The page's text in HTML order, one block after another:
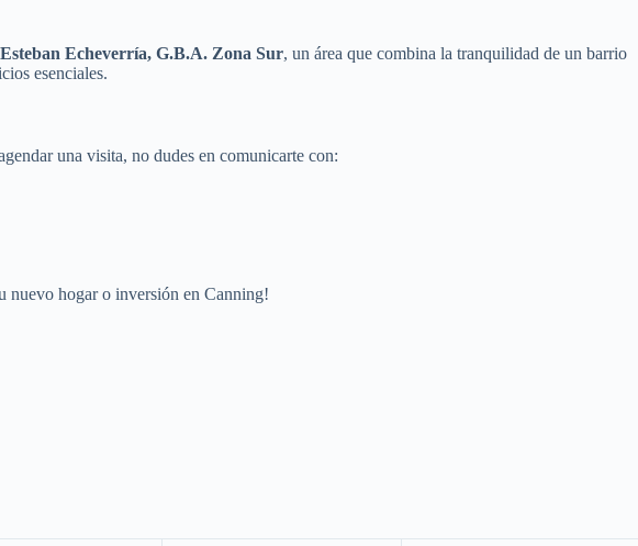
Echeverría, G.B.A. Zona Sur, un área que combina la tranquilidad de un barrio
esenciales.
una visita, no dudes en comunicarte con:
nuevo hogar o inversión en Canning!